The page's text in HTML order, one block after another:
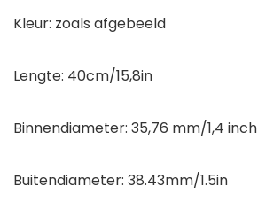
Kleur: zoals afgebeeld
Lengte: 40cm/15,8in
Binnendiameter: 35,76 mm/1,4 inch
Buitendiameter: 38.43mm/1.5in